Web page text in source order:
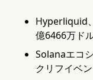
Hyperliquid
億6466万ド
Solanaエコ
クリフイベ